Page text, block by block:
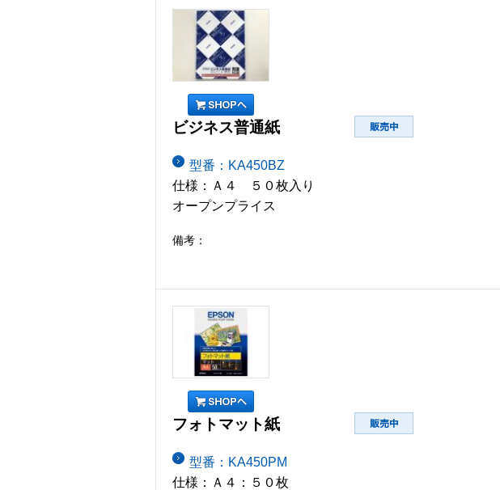
ビジネス普通紙
型番：KA450BZ
仕様：Ａ４ ５０枚入り
オープンプライス
備考：
フォトマット紙
型番：KA450PM
仕様：Ａ４：５０枚